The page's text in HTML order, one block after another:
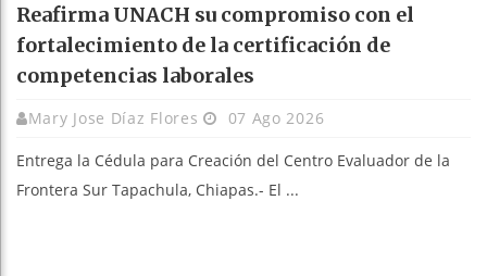
Reafirma UNACH su compromiso con el
fortalecimiento de la certificación de
competencias laborales
Mary Jose Díaz Flores 07 Ago 2026
Entrega la Cédula para Creación del Centro Evaluador de la
Frontera Sur Tapachula, Chiapas.- El ...